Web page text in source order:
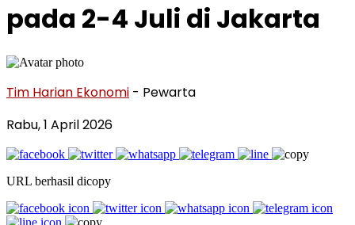
pada 2-4 Juli di Jakarta
Tim Harian Ekonomi - Pewarta
Rabu, 1 April 2026
URL berhasil dicopy